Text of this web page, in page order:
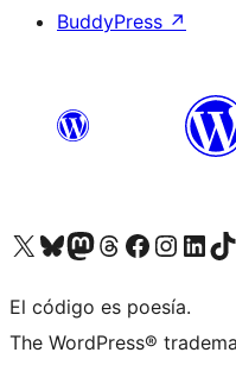
BuddyPress ↗
Visit our X (formerly Twitter) account
Visit our Bluesky account
Visit our Mastodon account
Visit our Threads account
Visit our Facebook page
Visit our Instagram
Visit ourVisit
El código es poesía.
The WordPress®